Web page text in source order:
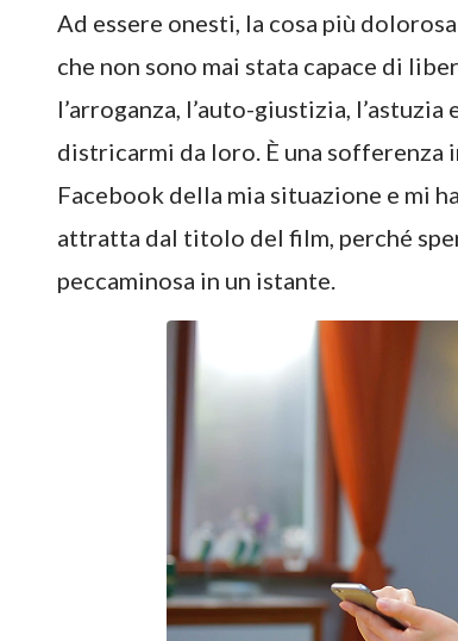
Ad essere onesti, la cosa più
che non sono mai stata capace di
l’arroganza, l’auto-giustizia,
districarmi da loro. È una
Facebook della mia situazione e mi
attratta dal titolo del film, perché
peccaminosa in un istante.